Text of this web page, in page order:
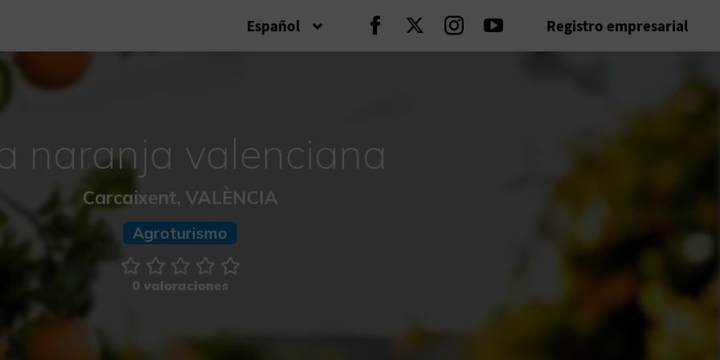
Español Seguir en Facebook
Seguir en Twitter
Seguir en Instagram
Seguir en Youtube
Registro empresarial
naranja valenciana
Carcaixent, VALÈNCIA
Agroturismo
0 valoraciones